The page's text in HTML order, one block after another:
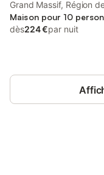
Grand Massif, Région
Maison pour 10
dès224 €par nuit